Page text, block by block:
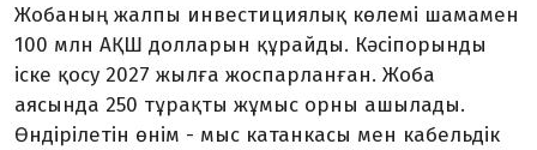
Жобаның жалпы инвестициялық көлемі шамамен
100 млн АҚШ долларын құрайды. Кәсіпорынды
іске қосу 2027 жылға жоспарланған. Жоба
аясында 250 тұрақты жұмыс орны ашылады.
Өндірілетін өнім - мыс катанкасы мен кабельдік